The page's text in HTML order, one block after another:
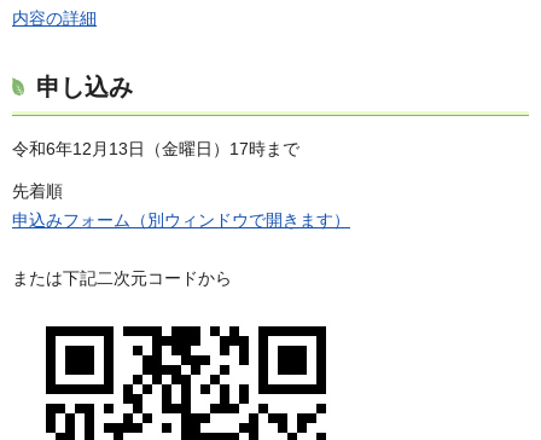
内容の詳細
申し込み
令和6年12月13日（金曜日）17時まで
先着順
申込みフォーム（別ウィンドウで開きます）
または下記二次元コードから